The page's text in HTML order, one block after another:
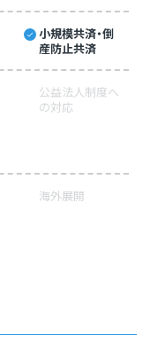
小規模共済・倒
産防止共済
公益法人制度へ
の対応
海外展開